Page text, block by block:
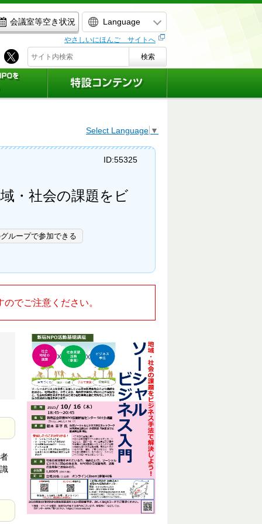
会議室等空き状況 Language
やさしいにほんご サイトへ
検索
Select Language ▼
・社会の課題をビ
ループで参加できる
ID:55325
でご注意ください。